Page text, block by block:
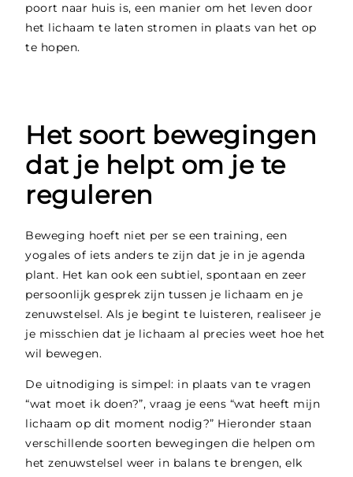
poort naar huis is, een manier om het leven door
het lichaam te laten stromen in plaats van het op
te hopen.
Het soort bewegingen
dat je helpt om je te
reguleren
Beweging hoeft niet per se een training, een
yogales of iets anders te zijn dat je in je agenda
plant. Het kan ook een subtiel, spontaan en zeer
persoonlijk gesprek zijn tussen je lichaam en je
zenuwstelsel. Als je begint te luisteren, realiseer je
je misschien dat je lichaam al precies weet hoe het
wil bewegen.
De uitnodiging is simpel: in plaats van te vragen
“wat moet ik doen?”, vraag je eens “wat heeft mijn
lichaam op dit moment nodig?” Hieronder staan
verschillende soorten bewegingen die helpen om
het zenuwstelsel weer in balans te brengen, elk